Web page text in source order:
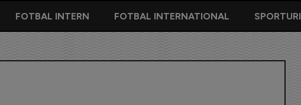
FOTBAL INTERN FOTBAL INTERNATIONAL SPORTURI